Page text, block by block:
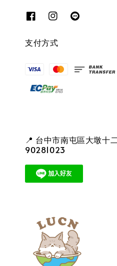
支付方式
📍 台中市南屯區大墩十
90281023